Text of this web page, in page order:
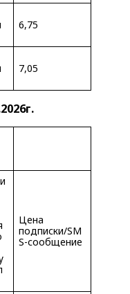
6,75
7,05
Цена
подписки/SM
S-сообщение